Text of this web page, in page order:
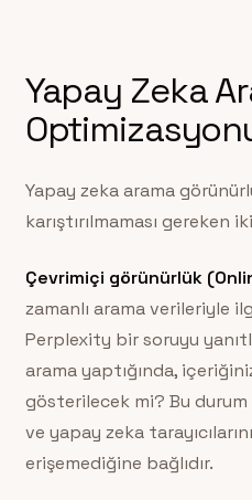
Yapay Zeka
Yapay zeka arama
karıştırılmaması gereken
Çevrimiçi görünürlük
zamanlı arama verileriyle
Perplexity bir soruyu
arama yaptığında,
gösterilecek mi? Bu
ve yapay zeka
erişemediğine bağlıdır.